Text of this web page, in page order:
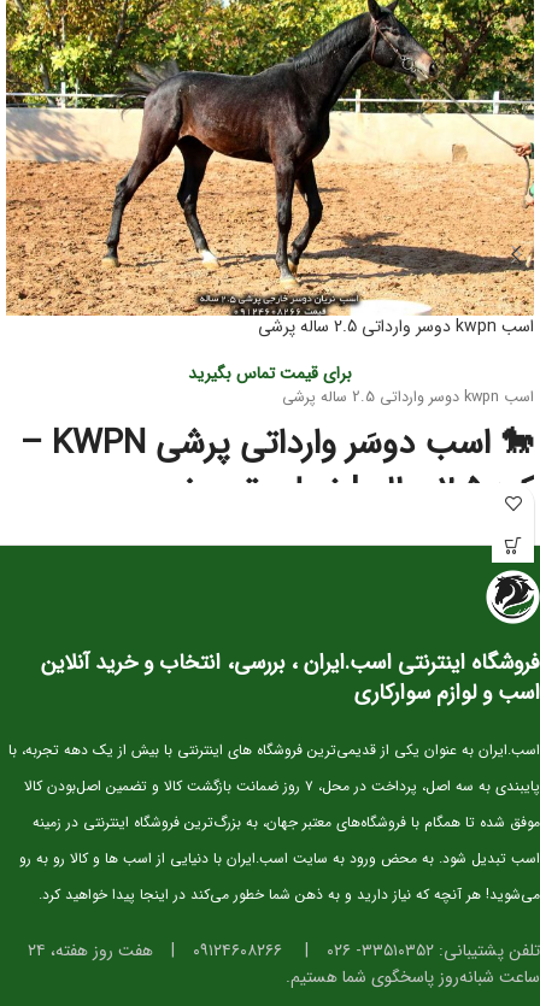
اسب kwpn دوسر وارداتی 2.5 ساله پرشی
برای قیمت تماس بگیرید
اسب kwpn دوسر وارداتی 2.5 ساله پرشی
🐎 اسب دوسَر وارداتی پرشی KWPN –
کره ۲.۵ ساله | نسل‌برتر مخصوص
آینده‌سازان پرش
این کره دوسَر وارداتی
پرورش‌دهندگانی است که به‌دنبال اسبی با
کره‌های این نژاد از همان سنین کم، قدرت، هوش و تعادل فوق‌العاده‌ای نشان می‌دهند.
⭐ مشخصات کلی
سن:۲.۵ سال
نژاد:KWPN اصیل (خط خونی معتبر و قابل استعلام)
کاربری آتی: پرش، مسابقات جوان‌ها، تربیت پایه
وضعیت:وارداتی، دوسَر (پدر و مادر خارجی)، سلامت کامل
خلق‌وخو:آرام، باهوش، اجتماعی و آموزش‌پذیر
⭐ ویژگی‌های فیزیکی و عملکردی
استخوان‌بندی قوی و مناسب برای کار پرشی
فروشگاه اینترنتی اسب.ایران ، بررسی، انتخاب و خرید آنلاین
اسب و لوازم سوارکاری
اسب.ایران به عنوان یکی از قدیمی‌ترین فروشگاه های اینترنتی با بیش از یک دهه تجربه، با
پایبندی به سه اصل، پرداخت در محل، ۷ روز ضمانت بازگشت کالا و تضمین اصل‌بودن کالا
موفق شده تا همگام با فروشگاه‌های معتبر جهان، به بزرگ‌ترین فروشگاه اینترنتی در زمینه
اسب تبدیل شود. به محض ورود به سایت اسب.ایران با دنیایی از اسب ها و کالا رو به رو
می‌شوید! هر آنچه که نیاز دارید و به ذهن شما خطور می‌کند در اینجا پیدا خواهید کرد.
تلفن پشتیبانی: ۳۳۵۱۰۳۵۲- ۰۲۶ |
|
هفت روز هفته، ۲۴
ساعت شبانه‌روز پاسخگوی شما هستیم.